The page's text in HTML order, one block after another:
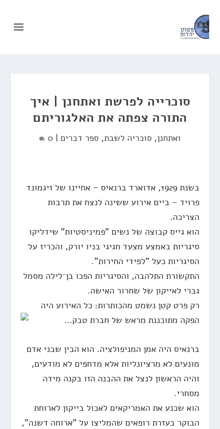
סוכרייה לפרשת ואתחנן | איך
התורה צפתה את האלגוריתם
ואתחנן, סוכריה לשבת, ספר דברים |
0
בשנת 1929, אדוארד ברנאיס – אחיינו של זיגמונד
פרויד – ביים אירוע ששינה לנצח את תרבות
הצריכה.
הוא גייס קבוצה של נשים "פמיניסטיות" שידליקו
סיגריות באמצע מצעד חגיגי בניו יורק, והכריז על
הסיגריות כעל "לפידי החירות".
התקשורת התלהבה, והסיגריות הפכו בן־לילה מסמל
גברי לאייקון של שחרור האישה.
רק פרט קטן נשמט מהכותרות: כל האירוע היה
הפקה מתוכננת מראש של חברת טבק…
ברנאיס היה אמן המניפולציה. הוא הבין שבני אדם
מונעים לא מרציונליות אלא מדחפים לא מודעים,
והיה הראשון לנצל את ההבנה הזו בקנה מידה
מסחרי.
הוא שכנע את האמריקאים לאכול בייקון לארוחת
הבוקר בעזרת רופאים שהמליצו על "ארוחה דשנה",